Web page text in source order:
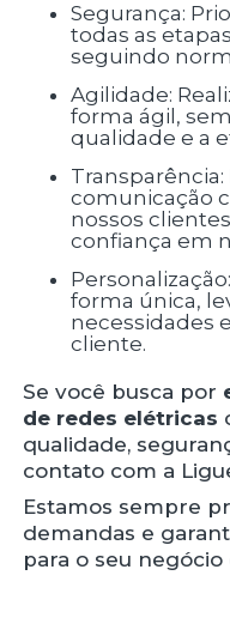
Segurança: Priorizamos a segurança em
todas as
seguindo
Agilidade: Realizamos os serviços de
forma ágil,
qualidade e a
Transparência: Mantemos uma
comunicação
nossos
confiança em
Personalização: Cada projeto é tratado de
forma única,
necessidades
cliente.
Se você busca por
de redes elétricas
qualidade,
contato com a
Estamos sempre
demandas e
para o seu